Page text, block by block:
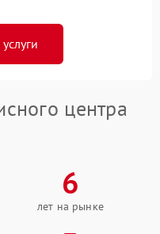
центра
6
лет на рынке